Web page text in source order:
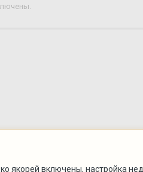
якорей включены, настройка